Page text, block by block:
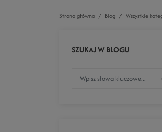
Strona główna Blog Wszystkie
SZUKAJ W BLOGU